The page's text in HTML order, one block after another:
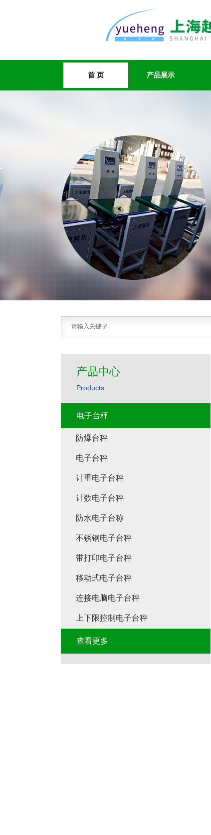
首 页 产品展示
产品中心
Products
电子台秤
防爆台秤
电子台秤
计重电子台秤
计数电子台秤
防水电子台称
不锈钢电子台秤
带打印电子台秤
移动式电子台秤
连接电脑电子台秤
上下限控制电子台秤
查看更多